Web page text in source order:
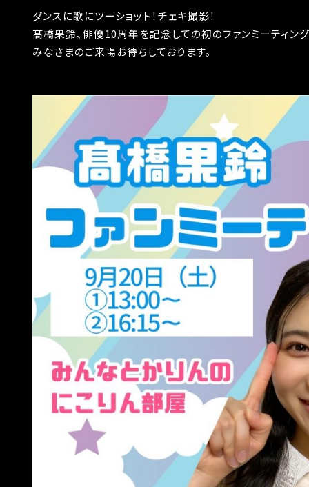
ダンスに歌にツーショット！チェキ撮影！
髙橋果鈴、俳優10周年を記念しての初のファンミーティング
みなさまのご来場お待ちしております。